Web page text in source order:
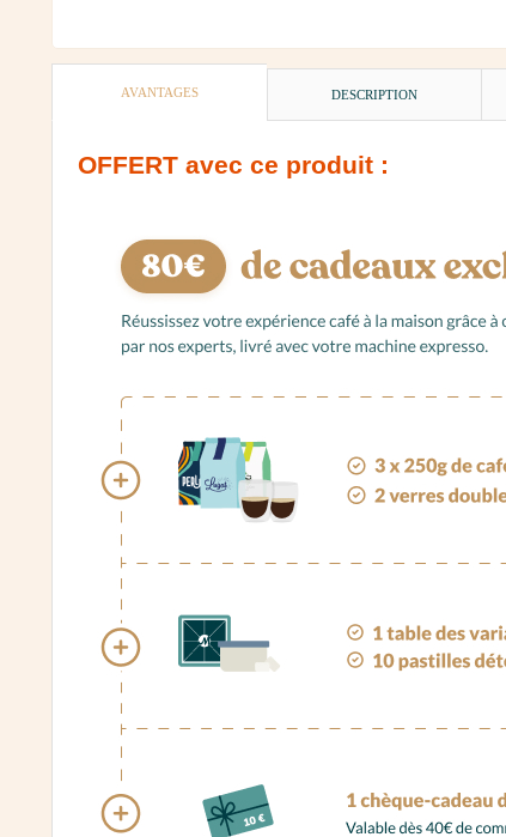
AVANTAGES DESCRIPTION
OFFERT avec ce produit :